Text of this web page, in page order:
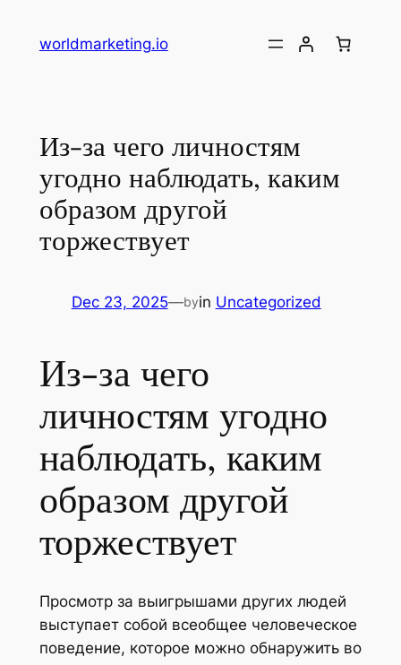
worldmarketing.io
Из-за чего личностям
угодно наблюдать, каким
образом другой
торжествует
Dec 23, 2025—byin Uncategorized
Из-за чего
личностям угодно
наблюдать, каким
образом другой
торжествует
Просмотр за выигрышами других людей
выступает собой всеобщее человеческое
поведение, которое можно обнаружить во